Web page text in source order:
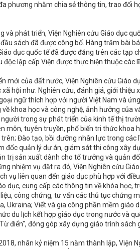
phương nhằm chia sẻ thông tin, trao đổi
và phát triển, Viện Nghiên cứu Giáo dục
sách đã được công bố. Hàng trăm bài
dục quốc tế đã được đăng trên các tạp
lập cấp Viện được thực hiện thuộc các
mới của đất nước, Viện Nghiên cứu Giáo
hội như: Nghiên cứu, đánh giá, giới
ngữ thích hợp với người Việt Nam và
khoa học và công nghệ, ảnh hưởng của
trong sự phát triển của kinh tế thị
môn, tuyên truyền, phổ biến tri thức khoa
Đào tạo, bồi dưỡng nhân lực trong các
đốc quản lý dự án, giám sát thi công xây
trị sản xuất dành cho tổ trưởng và quản
nhiệm vụ đặt ra đó, Viện Nghiên cứu
vụ liên quan đến giáo dục phù hợp với
dục, cung cấp các thông tin về khóa học,
công chứng, tư vấn các thủ tục chứng
Ukraina; Viết và gia công phần mềm
du lịch kết hợp giáo dục trong nước và
điển", đóng góp xây dựng giáo trình sách
nhân kỷ niệm 15 năm thành lập, Viện